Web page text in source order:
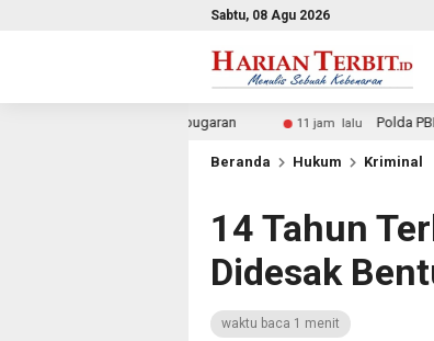
Sabtu, 08 Agu 2026
11 jam lalu Polda PBD Pererat
Beranda Hukum Kriminal
14 Tahun
Didesak
waktu baca 1 menit